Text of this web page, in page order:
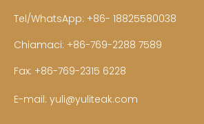
Tel/WhatsApp: +86- 18825580038
Chiamaci: +86-769-2288 7589
Fax: +86-769-2315 6228
E-mail: yuli@yuliteak.com